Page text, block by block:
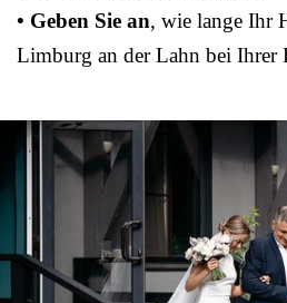
• Geben Sie an, wie lange Ihr
Limburg an der Lahn bei Ihrer